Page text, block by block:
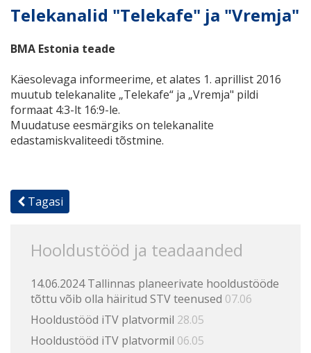
Telekanalid "Telekafe" ja "Vremja"
BMA Estonia teade
Käesolevaga informeerime, et alates 1. aprillist 2016
muutub telekanalite „Telekafe“ ja „Vremja" pildi
formaat 4:3-lt 16:9-le.
Muudatuse eesmärgiks on telekanalite
edastamiskvaliteedi tõstmine.
Tagasi
Hooldustööd ja teadaanded
14.06.2024 Tallinnas planeerivate hooldustööde
tõttu võib olla häiritud STV teenused 07.06
Hooldustööd iTV platvormil 28.05
Hooldustööd iTV platvormil 06.05